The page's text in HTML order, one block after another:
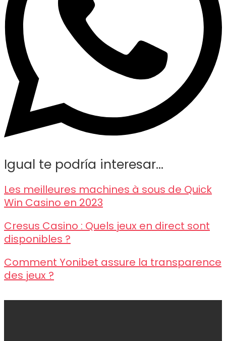
Igual te podría interesar...
Les meilleures machines à sous de Quick
Win Casino en 2023
Cresus Casino : Quels jeux en direct sont
disponibles ?
Comment Yonibet assure la transparence
des jeux ?